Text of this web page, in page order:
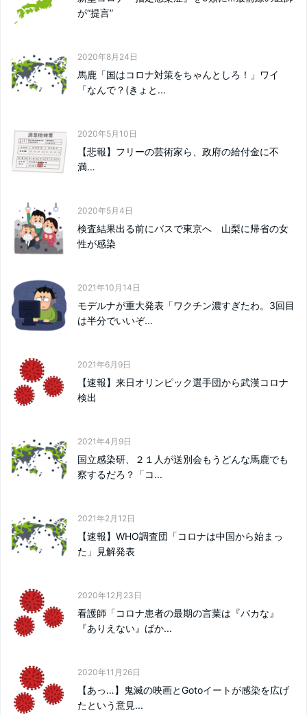
が“提言”
2020年8月24日
馬鹿「国はコロナ対策をちゃんとしろ！」ワイ
「なんで？(きょと...
2020年5月10日
【悲報】フリーの芸術家ら、政府の給付金に不
満…
2020年5月4日
検査結果出る前にバスで東京へ 山梨に帰省の女
性が感染
2021年10月14日
モデルナが重大発表「ワクチン濃すぎたわ。3回目
は半分でいいぞ...
2021年6月9日
【速報】来日オリンピック選手団から武漢コロナ
検出
2021年4月9日
国立感染研、２１人が送別会もうどんな馬鹿でも
察するだろ？「コ...
2021年2月12日
【速報】WHO調査団「コロナは中国から始まっ
た」見解発表
2020年12月23日
看護師「コロナ患者の最期の言葉は『バカな』
『ありえない』ばか...
2020年11月26日
【あっ…】鬼滅の映画とGotoイートが感染を広げ
たという意見...